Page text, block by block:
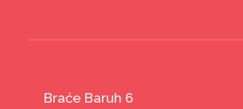
Braće Baruh 6